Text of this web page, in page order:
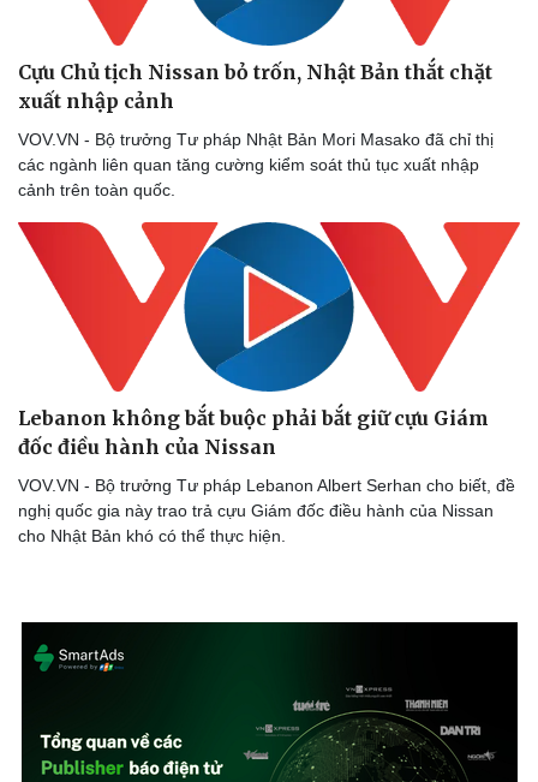
Cựu Chủ tịch Nissan bỏ trốn, Nhật Bản thắt chặt
xuất nhập cảnh
VOV.VN - Bộ trưởng Tư pháp Nhật Bản Mori Masako đã chỉ thị
các ngành liên quan tăng cường kiểm soát thủ tục xuất nhập
cảnh trên toàn quốc.
Lebanon không bắt buộc phải bắt giữ cựu Giám
đốc điều hành của Nissan
VOV.VN - Bộ trưởng Tư pháp Lebanon Albert Serhan cho biết, đề
nghị quốc gia này trao trả cựu Giám đốc điều hành của Nissan
cho Nhật Bản khó có thể thực hiện.